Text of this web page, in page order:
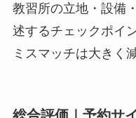
教習所の立地・設備
述するチェックポイ
ミスマッチは大きく